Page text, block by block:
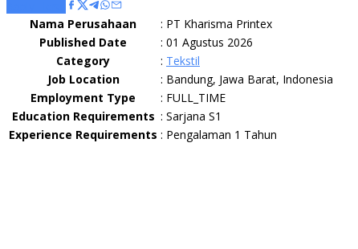
Nama Perusahaan
: PT Kharisma Printex
Published Date
: 01 Agustus 2026
Category
: Tekstil
Job Location
: Bandung, Jawa Barat, Indonesia
Employment Type
: FULL_TIME
Education Requirements : Sarjana S1
Experience Requirements : Pengalaman 1 Tahun